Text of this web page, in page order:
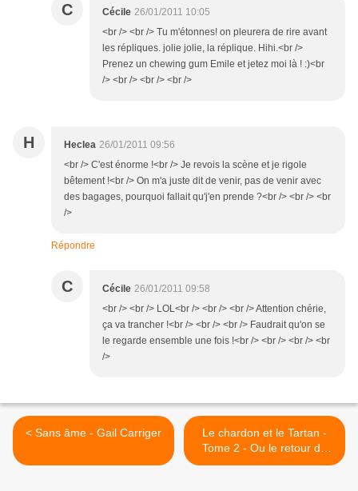
C Cécile 26/01/2011 10:05
<br /> <br /> Tu m'étonnes! on pleurera de rire avant
les répliques. jolie jolie, la réplique. Hihi.<br />
Prenez un chewing gum Emile et jetez moi là ! :)<br
/> <br /> <br /> <br />
H Heclea 26/01/2011 09:56
<br /> C'est énorme !<br /> Je revois la scène et je rigole
bêtement !<br /> On m'a juste dit de venir, pas de venir avec
des bagages, pourquoi fallait qu'j'en prende ?<br /> <br /> <br
/>
Répondre
C Cécile 26/01/2011 09:58
<br /> <br /> LOL<br /> <br /> <br /> Attention chérie,
ça va trancher !<br /> <br /> <br /> Faudrait qu'on se
le regarde ensemble une fois !<br /> <br /> <br /> <br
/>
< Sans âme - Gail Carriger
Le chardon et le Tartan -
Tome 2 - Ou le retour du
roux - Diana Gabaldon >